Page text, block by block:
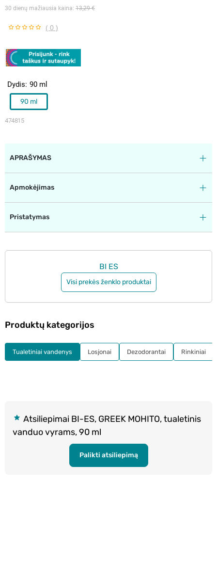
30 dienų mažiausia kaina: 13,29 €
( 0 )
474815
Dydis 90 ml
90 ml
APRAŠYMAS
Apmokėjimas
Pristatymas
BI ES
Visi prekės ženklo produktai
Atsiliepimai BI-ES, GREEK MOHITO, tualetinis
vanduo vyrams, 90 ml
Palikti atsiliepimą
Produktų kategorijos
Tualetiniai vandenys Losjonai Dezodorantai Rinkiniai